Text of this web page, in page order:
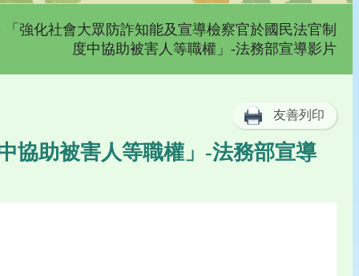
強化社會大眾防詐知能及宣導檢察官於國民法官制
度中協助被害人等職權」-法務部宣導影片
友善列印
協助被害人等職權」-法務部宣導